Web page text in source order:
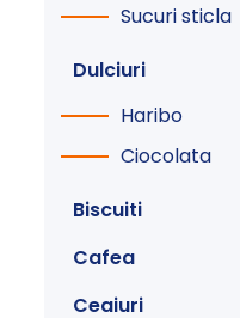
Sucuri sticla
Dulciuri
Haribo
Ciocolata
Biscuiti
Cafea
Ceaiuri